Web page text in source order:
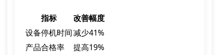
指标
改善幅度
设备停机时间减少41%
产品合格率
提高19%